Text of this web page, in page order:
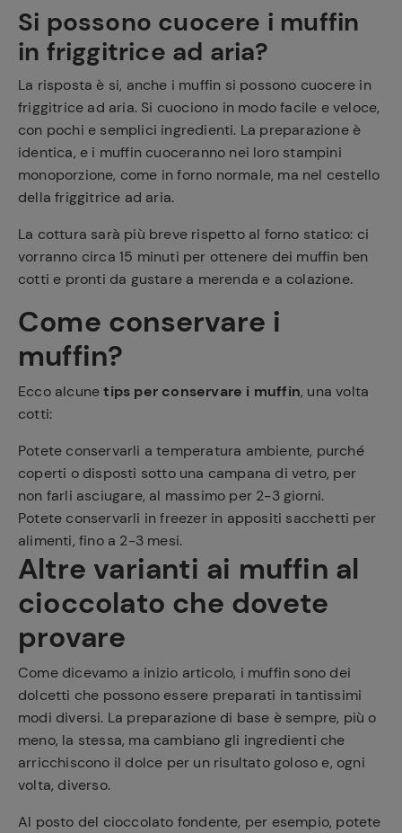
Si possono cuocere i muffin
in friggitrice ad aria?
La risposta è si, anche i muffin si possono cuocere in
friggitrice ad aria. Si cuociono in modo facile e veloce,
con pochi e semplici ingredienti. La preparazione è
identica, e i muffin cuoceranno nei loro stampini
monoporzione, come in forno normale, ma nel cestello
della friggitrice ad aria.
La cottura sarà più breve rispetto al forno statico: ci
vorranno circa 15 minuti per ottenere dei muffin ben
cotti e pronti da gustare a merenda e a colazione.
Come conservare i
muffin?
Ecco alcunetips per conservare i muffin, una volta
cotti:
Potete conservarli a temperatura ambiente, purché
coperti o disposti sotto una campana di vetro, per
non farli asciugare, al massimo per 2-3 giorni.
Potete conservarli in freezer in appositi sacchetti per
alimenti, fino a 2-3 mesi.
Altre varianti ai muffin al
cioccolato che dovete
provare
Come dicevamo a inizio articolo, i muffin sono dei
dolcetti che possono essere preparati in tantissimi
modi diversi. La preparazione di base è sempre, più o
meno, la stessa, ma cambiano gli ingredienti che
arricchiscono il dolce per un risultato goloso e, ogni
volta, diverso.
Al posto del cioccolato fondente, per esempio, potete